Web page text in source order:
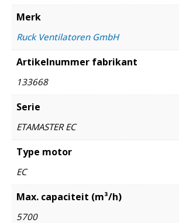
Merk
Ruck Ventilatoren GmbH
Artikelnummer fabrikant
133668
Serie
ETAMASTER EC
Type motor
EC
Max. capaciteit (m³/h)
5700